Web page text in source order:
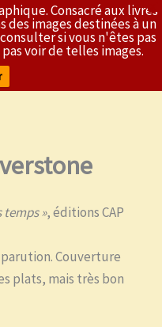
Consacré aux livres
images destinées à un
si vous n'êtes pas
voir de telles images.
temps », éditions CAP
Couverture
plats, mais très bon